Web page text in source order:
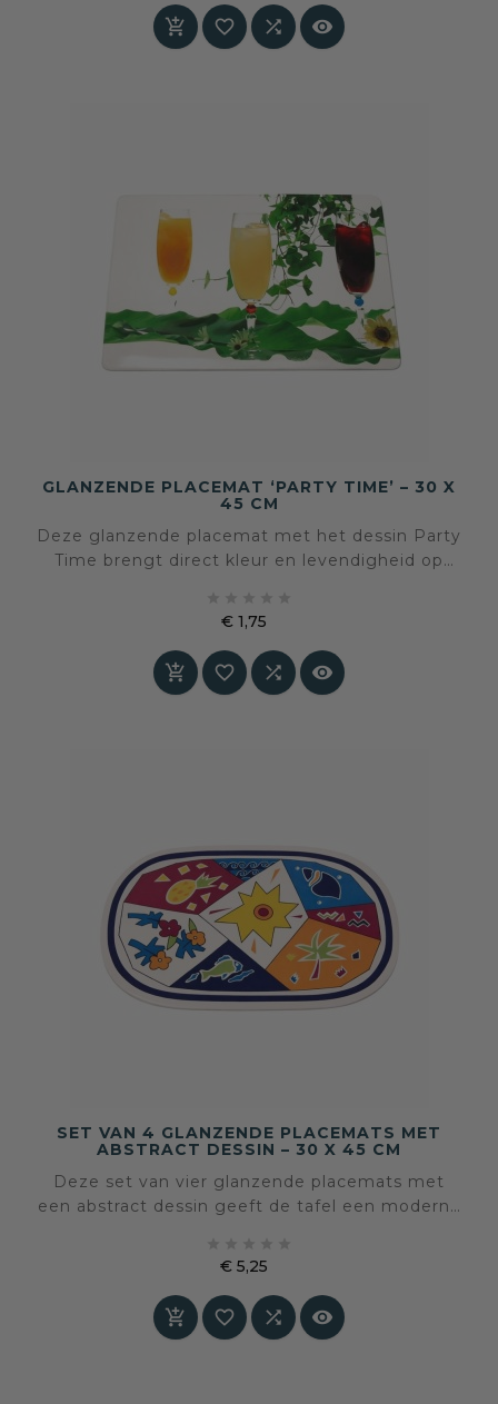
   
GLANZENDE PLACEMAT ‘PARTY TIME’ – 30 X
45 CM
Deze glanzende placemat met het dessin Party
Time brengt direct kleur en levendigheid op
voor informele momenten, zomerse tafels en
feestelijke gelegenheden.
€ 1,75
   
SET VAN 4 GLANZENDE PLACEMATS MET
ABSTRACT DESSIN – 30 X 45 CM
Deze set van vier glanzende placemats met
een abstract dessin geeft de tafel een moderne
een mooi evenwicht tussen speels en stijlvol,
passend bij zowel dagelijks gebruik als een
gedekte tafel met meer aandacht.
€ 5,25
   